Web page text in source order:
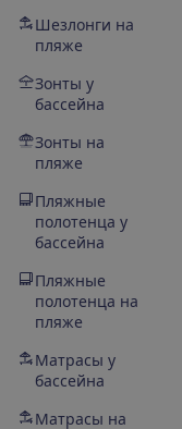
Шезлонги на
пляже
Зонты у
бассейна
Зонты на
пляже
Пляжные
полотенца у
бассейна
Пляжные
полотенца на
пляже
Матрасы у
бассейна
Матрасы на